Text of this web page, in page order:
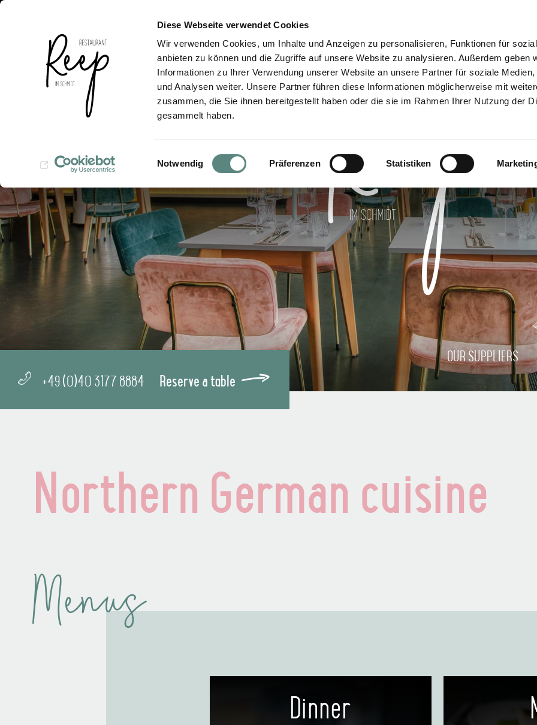
Diese Webseite verwendet Cookies
Wir verwenden Cookies, um Inhalte und Anzeigen zu personalisieren, Funktionen für
anbieten zu können und die Zugriffe auf unsere Website zu analysieren. Außerdem geben
Informationen zu Ihrer Verwendung unserer Website an unsere Partner für soziale Medien,
und Analysen weiter. Unsere Partner führen diese Informationen möglicherweise mit
zusammen, die Sie ihnen bereitgestellt haben oder die sie im Rahmen Ihrer Nutzung der
gesammelt haben.
Einwilligungsauswahl
Notwendig Präferenzen Statistiken
+49 (0)40 3177 8884 Reserve a table
OUR SUPPLIERS
Northern German cuisine
Menus
Dinner